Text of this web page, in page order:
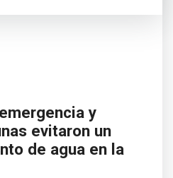
y
evitaron un
de agua en la